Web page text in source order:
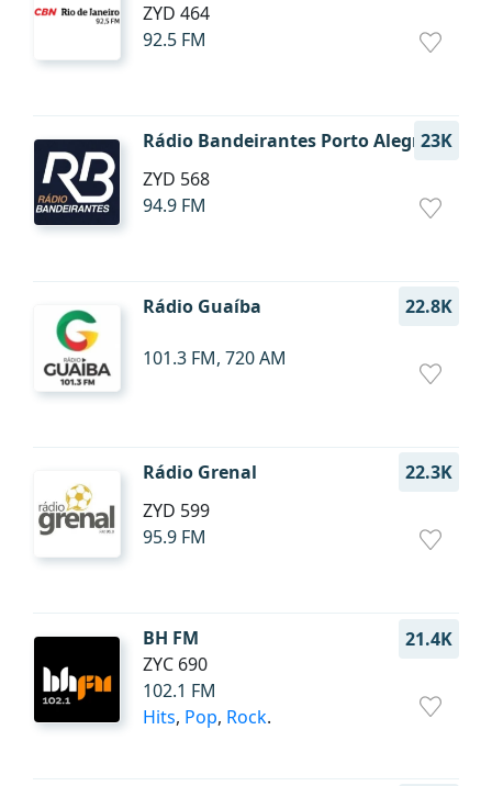
ZYD 464
92.5 FM
Rádio Bandeirantes Porto Alegre23K
ZYD 568
94.9 FM
Rádio Guaíba 22.8K
101.3 FM, 720 AM
Rádio Grenal
22.3K
ZYD 599
95.9 FM
BH FM
21.4K
ZYC 690
102.1 FM
Hits, Pop, Rock.